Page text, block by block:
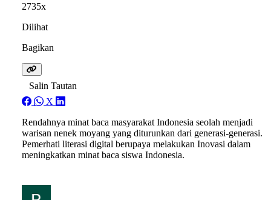
2735x
Dilihat
Bagikan
Salin Tautan
X
Rendahnya minat baca masyarakat Indonesia seolah menjadi
warisan nenek moyang yang diturunkan dari generasi-generasi.
Pemerhati literasi digital berupaya melakukan Inovasi dalam
meningkatkan minat baca siswa Indonesia.